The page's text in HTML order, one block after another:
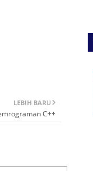
LEBIH BARU
C++